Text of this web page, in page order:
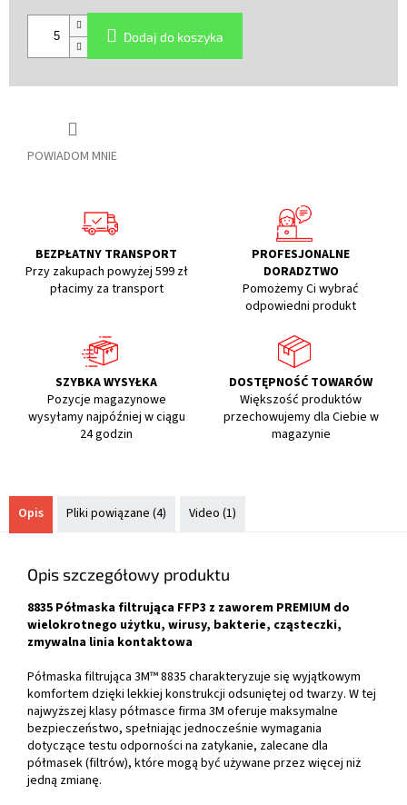
POWIADOM MNIE
jednostkowa:
Dodaj do koszyka
BEZPŁATNY TRANSPORT
Przy zakupach powyżej 599 zł
płacimy za transport
PROFESJONALNE
DORADZTWO
Pomożemy Ci wybrać
odpowiedni produkt
SZYBKA WYSYŁKA
Pozycje magazynowe
wysyłamy najpóźniej w ciągu
24 godzin
DOSTĘPNOŚĆ TOWARÓW
Większość produktów
przechowujemy dla Ciebie w
magazynie
Opis Pliki powiązane (4) Video (1)
Opis szczegółowy produktu
8835 Półmaska filtrująca FFP3 z zaworem PREMIUM do
wielokrotnego użytku, wirusy, bakterie, cząsteczki,
zmywalna linia kontaktowa
Półmaska filtrująca 3M™ 8835 charakteryzuje się wyjątkowym
komfortem dzięki lekkiej konstrukcji odsuniętej od twarzy. W tej
najwyższej klasy półmasce firma 3M oferuje maksymalne
bezpieczeństwo, spełniając jednocześnie wymagania
dotyczące testu odporności na zatykanie, zalecane dla
półmasek (filtrów), które mogą być używane przez więcej niż
jedną zmianę.